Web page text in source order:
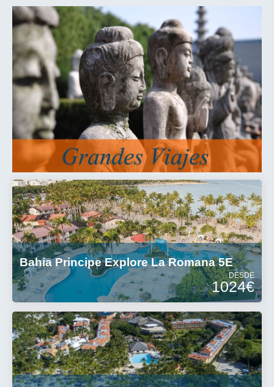
Bahia Principe Explore La Romana 5E
DESDE
1024€